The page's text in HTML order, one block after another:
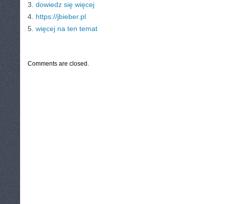
3. dowiedz się więcej
4. https://jbieber.pl
5. więcej na ten temat
Comments are closed.